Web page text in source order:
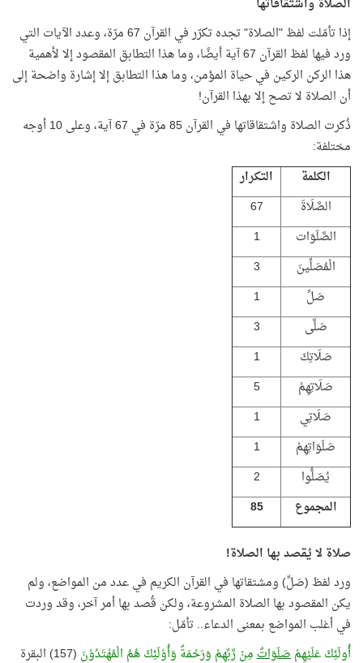
الصلاة واشتقاقاتها
إذا تأمّلت لفظ "الصلاة" تجده تكرّر في القرآن 67 مرّة، وعدد الآيات التي
ورد فيها لفظ القرآن 67 آية أيضًا، وما هذا التطابق المقصود إلا لأهمية
هذا الركن الركين في حياة المؤمن، وما هذا التطابق إلا إشارة واضحة إلى
أن الصلاة لا تصح إلا بهذا القرآن!
ذُكرت الصلاة واشتقاقاتها في القرآن 85 مرّة في 67 آية، وعلى 10 أوجه
مختلفة:
الكلمة
التكرار
الصَّلَاةَ
67
الصَّلَوَات
1
الْمُصَلِّينَ
3
صَلِّ
1
صَلَّى
3
صَلَاتِكَ
1
صَلَاتِهِمْ
5
صَلَاتِي
1
صَلَوَاتِهِمْ
1
يُصَلُّوا
2
المجموع
85
صلاة لا يُقصد بها الصلاة!
ورد لفظ (صَلِّ) ومشتقاتها في القرآن الكريم في عدد من المواضع، ولم
يكن المقصود بها الصلاة المشروعة، ولكن قُصد بها أمر آخر، وقد وردت
في أغلب المواضع بمعنى الدعاء.. تأمّل:
أُولَئِكَ عَلَيْهِمْصَلَوَاتٌمِنْ رَّبِّهِمْ وَرَحْمَةٌ وَأُوْلَئِكَ هُمُ الْمُهْتَدُوْنَ (157) البقرة